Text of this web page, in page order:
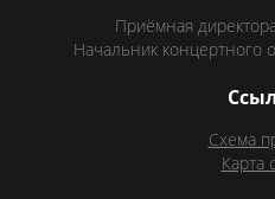
Приёмная
Начальник концертного
Схема
Карта